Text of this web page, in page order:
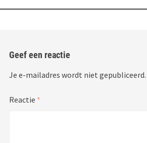
Geef een reactie
Je e-mailadres wordt niet gepubliceerd.
Reactie *